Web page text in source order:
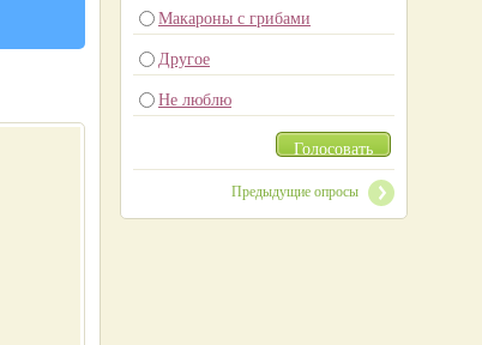
Макароны с грибами
Другое
Не люблю
Голосовать
Предыдущие опросы